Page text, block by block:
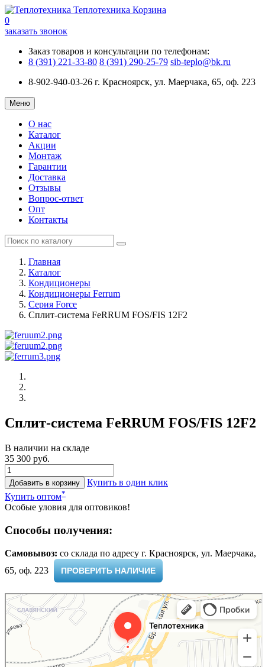
Теплотехника Корзина
0
заказать звонок
Заказ товаров и консультации по телефонам:
8 (391) 221-33-80 8 (391) 290-25-79 sib-teplo@bk.ru
8-902-940-03-26 г. Красноярск, ул. Маерчака, 65, оф. 223
Меню
О нас
Каталог
Акции
Монтаж
Гарантии
Доставка
Отзывы
Вопрос-ответ
Опт
Контакты
Главная
Каталог
Кондиционеры
Кондиционеры Ferrum
Серия Force
Сплит-система FeRRUM FOS/FIS 12F2
Сплит-система FeRRUM FOS/FIS 12F2
В наличии на складе
35 300 руб.
Добавить в корзину
Купить в один клик
Купить оптом*
Особые уловия для оптовиков!
Способы получения:
Самовывоз: cо склада по адресу г. Красноярск, ул. Маерчака,
65, оф. 223 ​
ПРОВЕРИТЬ НАЛИЧИЕ